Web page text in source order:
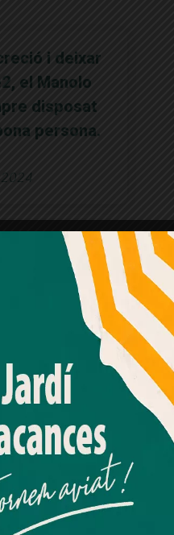
i deixar
, el Manolo
disposat
persona.
i aquest
(16.30 h) al
fem servir galetes o
accedir i
la seva visita a aquest lloc
o oposar-se al
en interessos legítims en
"Ajustos de cookies" o a la
aquest lloc web. Si cliques
Acceptar Rebutjar tot
al Diari el Jardí, dona el seu
rebre comunicacions
amb el servei. Aquest